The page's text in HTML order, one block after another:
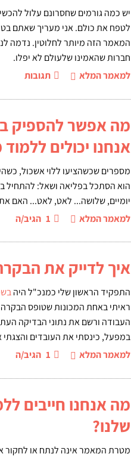
יש כמה גורמים שחסרונם עלול
לטפח את כולם. אני מעריך שאתם
המאמר הזה מיותר לחלוטין. נדמה
חברות שהאמינו שלעולם לא יפלו.
למאמר המלא
תגובות
מה אפשר להספיק
אנחנו יכולים
מספרים שכשהציעו ללוי אשכול,
הוא הסתכל בפליאה ושאל: להתחיל
יומיים, שלושה... לאט, לאט... האם אתם
למאמר המלא
1 הגיב/ה
איך לדייק את
התפקיד הראשון שלי כמנכ"ל היה
ראיתי באחת המכונות שטופס
העבודה ורשם את נתוני הבדיקה
במפעל, כינסתי את העובדים
למאמר המלא
1 הגיב/ה
מה אנחנו חייבים
שלנו?